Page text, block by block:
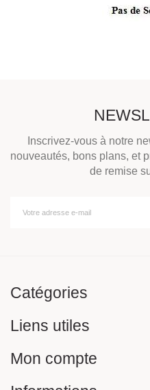
Inscrivez-vous à notre
nouveautés, bons plans, et
de remise
Catégories
Liens utiles
Mon compte